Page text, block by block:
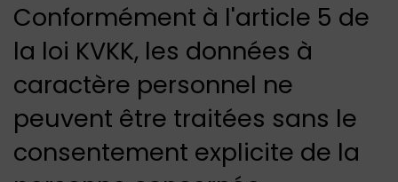
Conformément à l'article 5 de
la loi KVKK, les données à
caractère personnel ne
peuvent être traitées sans le
consentement explicite de la